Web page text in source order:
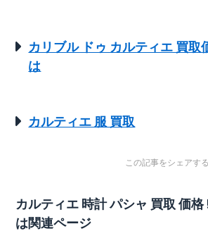
カリブル ドゥ カルティエ 買取
は
カルティエ 服 買取
この記事をシェアする
カルティエ 時計 パシャ 買取 価格
は関連ページ